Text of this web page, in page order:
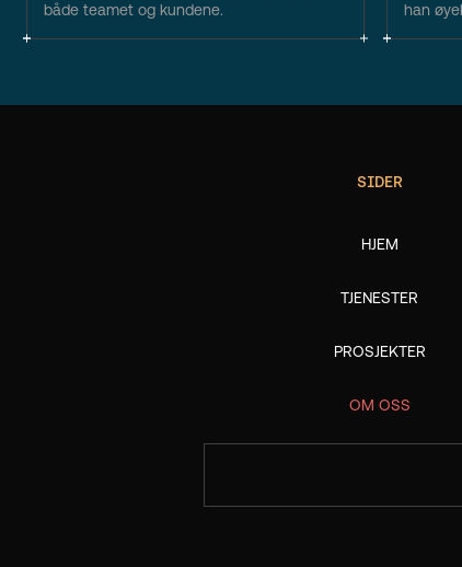
både teamet og kundene.
han
SIDER
HJEM
TJENESTER
PROSJEKTER
OM OSS